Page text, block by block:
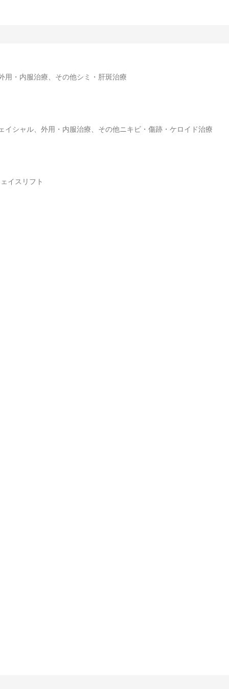
用・内服治療、その他シミ・肝斑治療
シャル、外用・内服治療、その他ニキビ・傷跡・ケロイド治療
イスリフト